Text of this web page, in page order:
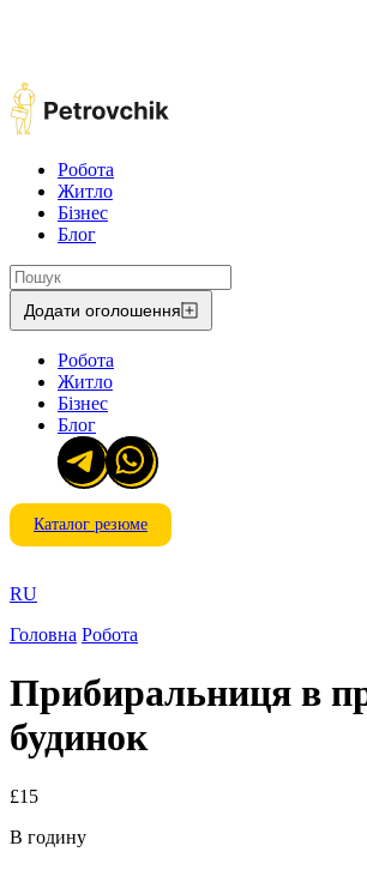
Робота
Житло
Бізнес
Блог
Додати оголошення
Робота
Житло
Бізнес
Блог
Каталог резюме
RU
Головна Робота
Прибиральниця в
будинок
£15
В годину